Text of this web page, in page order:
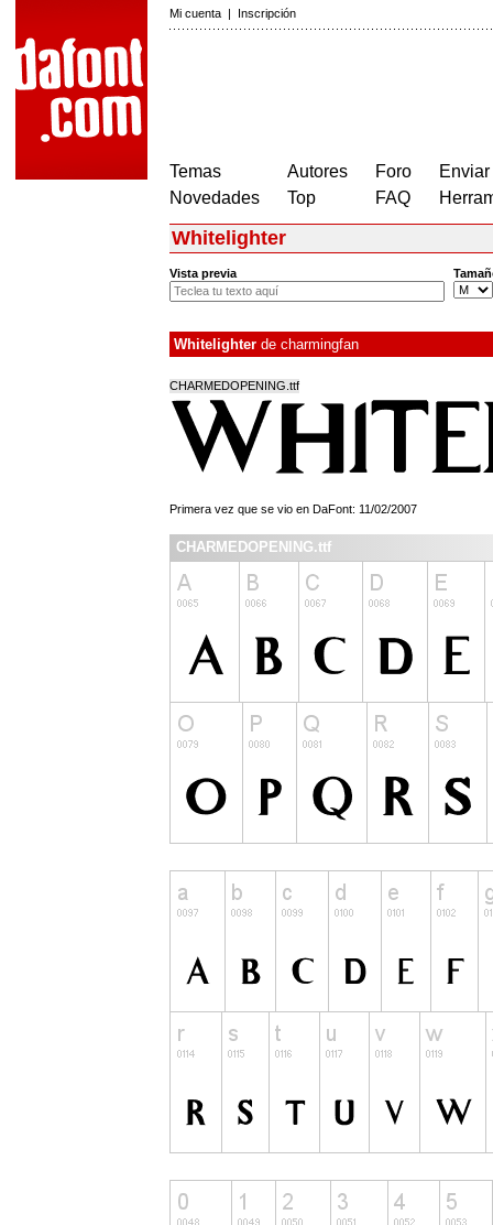
Mi cuenta | Inscripción
Temas
Novedades
Autores
Top
Foro
FAQ
Whitelighter
Vista previa
Whitelighter de charmingfan
CHARMEDOPENING.ttf
Primera vez que se vio en DaFont: 11/02/2007
CHARMEDOPENING.ttf